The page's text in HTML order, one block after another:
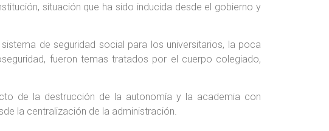
situación que ha sido inducida desde el gobierno y
de seguridad social para los universitarios, la poca
fueron temas tratados por el cuerpo colegiado,
de la destrucción de la autonomía y la academia con
la centralización de la administración.